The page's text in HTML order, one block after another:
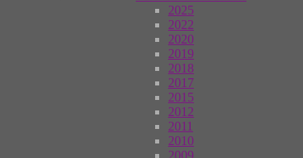
2025
2022
2020
2019
2018
2017
2015
2012
2011
2010
2009